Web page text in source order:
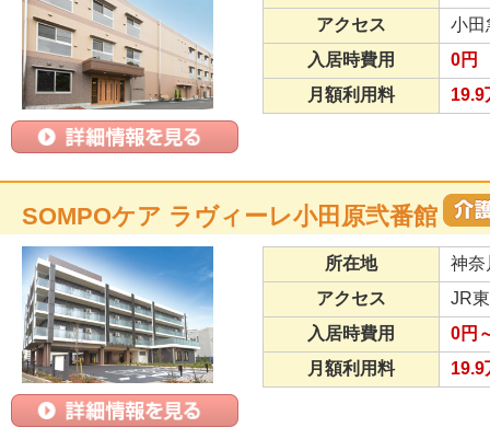
アクセス
小田
入居時費用
0円
月額利用料
19.9
SOMPOケア ラヴィーレ小田原弐番館
所在地
神奈
アクセス
JR
入居時費用
0円
月額利用料
19.9